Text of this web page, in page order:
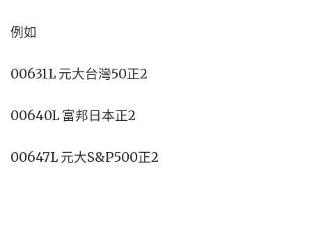
例如
00631L 元大台灣50正2
00640L 富邦日本正2
00647L 元大S&P500正2